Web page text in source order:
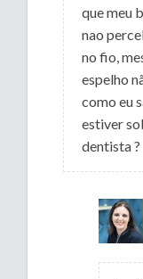
que meu
nao
no fio,
espelho
como eu
estiver
dentista ?